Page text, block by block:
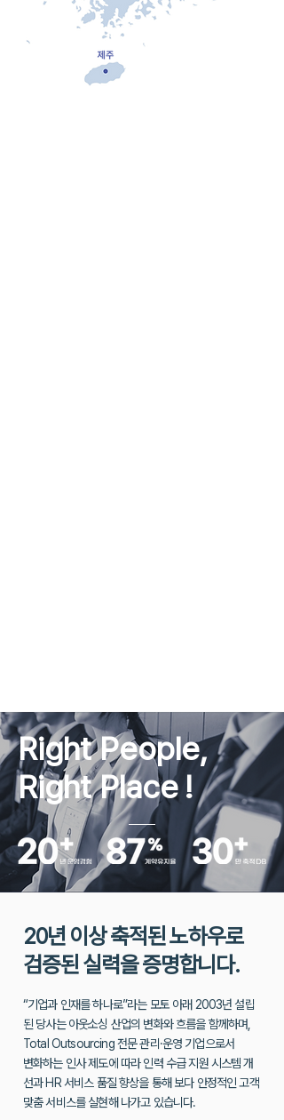
Right People,
Right Place !
20년 이상 축적된 노하우로
검증된 실력을 증명합니다.
“기업과 인재를 하나로”라는 모토 아래 2003년 설립
된 당사는 아웃소싱 산업의 변화와 흐름을 함께하며,
Total Outsourcing 전문 관리·운영 기업으로서
변화하는 인사 제도에 따라 인력 수급 지원 시스템 개
선과 HR 서비스 품질 향상을 통해 보다 안정적인 고객
맞춤 서비스를 실현해 나가고 있습니다.